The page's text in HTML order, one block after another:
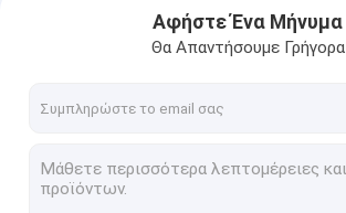
Να τοποθετήσει σε ράφι καταστημάτων
Αφήστε Ένα Μήνυμα
Θα Απαντήσουμε Γρήγορα